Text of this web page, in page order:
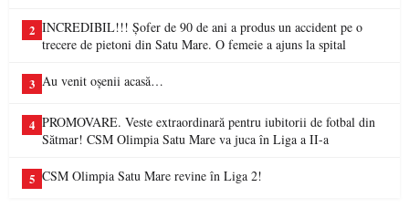
2 INCREDIBIL!!! Șofer de 90 de ani a produs un accident pe o
trecere de pietoni din Satu Mare. O femeie a ajuns la spital
3 Au venit oșenii acasă…
4 PROMOVARE. Veste extraordinară pentru iubitorii de fotbal din
Sătmar! CSM Olimpia Satu Mare va juca în Liga a II-a
5 CSM Olimpia Satu Mare revine în Liga 2!